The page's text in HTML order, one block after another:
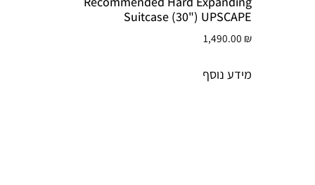
Suitcase (30") UPSCAPE
1,490.00 ₪
מידע נוסף